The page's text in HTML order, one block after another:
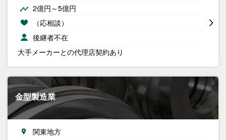
2億円～5億円
（応相談）
後継者不在
大手メーカーとの代理店契約あり
金型製造業
関東地方